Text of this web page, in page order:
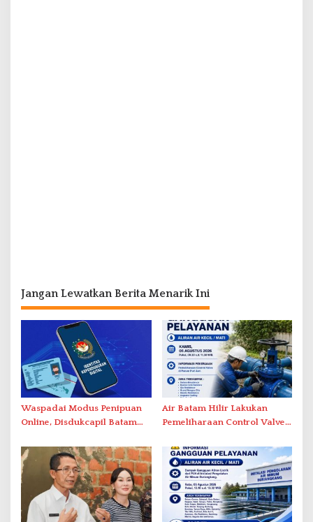
Jangan Lewatkan Berita Menarik Ini
Waspadai Modus Penipuan
Online, Disdukcapil Batam
Tatap Muka
Air Batam Hilir Lakukan
Pemeliharaan Control Valve,